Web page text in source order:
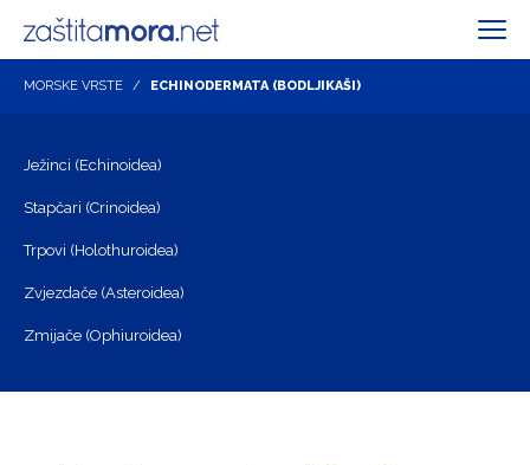
MORSKE VRSTE ECHINODERMATA (BODLJIKAŠI)
Ježinci (Echinoidea)
Stapčari (Crinoidea)
Trpovi (Holothuroidea)
Zvjezdače (Asteroidea)
Zmijače (Ophiuroidea)